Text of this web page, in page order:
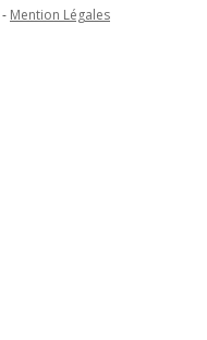
- Mention Légales